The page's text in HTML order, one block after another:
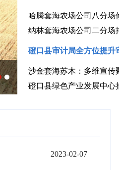
磴口县：数字农具赋
哈腾套海农场公司八分场
纳林套海农场公司二分场
磴口县审计局全方位提升
沙金套海苏木：多维宣传
磴口县绿色产业发展中心
2023-02-07